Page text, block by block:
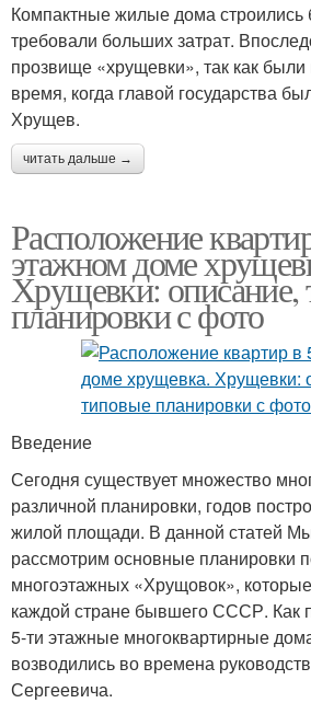
Компактные жилые дома строились
требовали больших затрат.
прозвище «хрущевки», так как
время, когда главой государства
Хрущев.
читать дальше →
Расположение
этажном доме
Хрущевки: описание,
планировки с фото
Введение
Сегодня существует множество
различной планировки, годов
жилой площади. В данной статей
рассмотрим основные планировки
многоэтажных «Хрущовок»,
каждой стране бывшего СССР. Как
5-ти этажные многоквартирные
возводились во времена
Сергеевича.